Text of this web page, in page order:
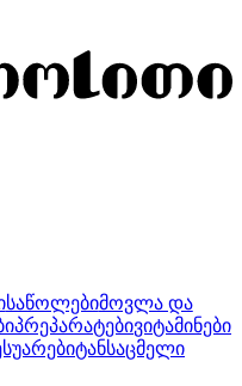
საწოლებიმოვლა და
პრეპარატებივიტამინები
ტანსაცმელი